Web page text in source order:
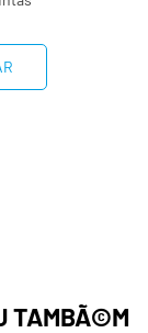
TAMBÃ©M